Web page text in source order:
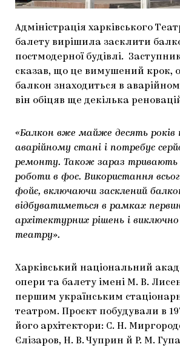
ЗАПАЛЕННЯ
CARPATHIAN CULT ПРО
Адміністрація харківського
балету вирішила засклити
постмодерної будівлі.
сказав, що це вимушений крок,
балкон знаходиться в
він обіцяв ще декілька
«Балкон вже майже десять років
аварійному стані і потребує
ремонту. Також зараз
роботи в фоє. Використання
фойє, включаючи засклений
відбуватиметься в рамках
архітектурних рішень і
театру».
Харківський національний
опери та балету імені М. В.
першим українським
театром. Проєкт побудували в
його архітектори: С. Н.
Єлізаров, Н. В. Чуприн й Р. М.